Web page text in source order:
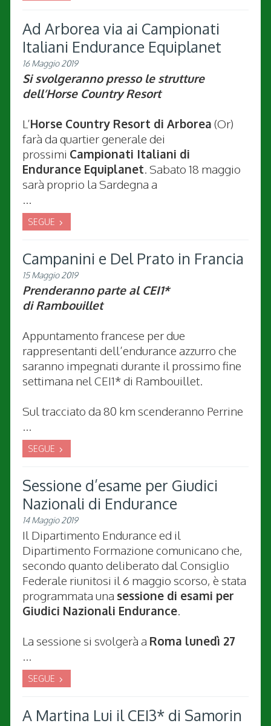
Ad Arborea via ai Campionati
Italiani Endurance Equiplanet
16 Maggio 2019
Si svolgeranno presso le strutture
dell’Horse Country Resort
L’Horse Country Resort di Arborea (Or)
farà da quartier generale dei
prossimi Campionati Italiani di
Endurance Equiplanet. Sabato 18 maggio
sarà proprio la Sardegna a
...
SEGUE
Campanini e Del Prato in Francia
15 Maggio 2019
Prenderanno parte al CEI1*
di Rambouillet
Appuntamento francese per due
rappresentanti dell’endurance azzurro che
saranno impegnati durante il prossimo fine
settimana nel CEI1* di Rambouillet.
Sul tracciato da 80 km scenderanno Perrine
...
SEGUE
Sessione d’esame per Giudici
Nazionali di Endurance
14 Maggio 2019
Il Dipartimento Endurance ed il
Dipartimento Formazione comunicano che,
secondo quanto deliberato dal Consiglio
Federale riunitosi il 6 maggio scorso, è stata
programmata una sessione di esami per
Giudici Nazionali Endurance.
La sessione si svolgerà a Roma lunedì 27
...
SEGUE
A Martina Lui il CEI3* di Samorin